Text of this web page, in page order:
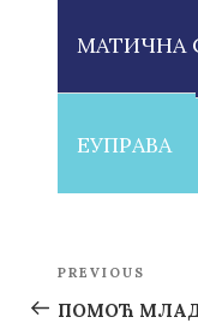
МАТИЧНА
ЕУПРАВА
Post
Previous
Post
PREVIOUS
ПОМОЋ